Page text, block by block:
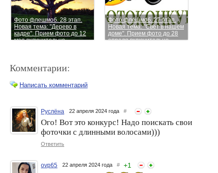
Фото флешмоб. 28 этап.
Новая тема: "Дерево в
кадре". Прием фото до 12
мая включительно
Фото флешмоб. 27 этап.
Новая тема: "Свет в нашем
доме". Прием фото до 28
апреля включительно
Фото флешмоб. 52 этап.
Новая тема: "Пусть всегда
будет Солнце!". Прием
фото до 1 апреля
Фото флешмоб. 50 этап.
Новая тема: "Блины и
Комментарии:
Написать комментарий
Руслёна 22 апреля 2024 года #
Ого! Вот это конкурс! Надо поискать свои
фоточки с длинными волосами)))
Ответить
ovp65 22 апреля 2024 года # +1